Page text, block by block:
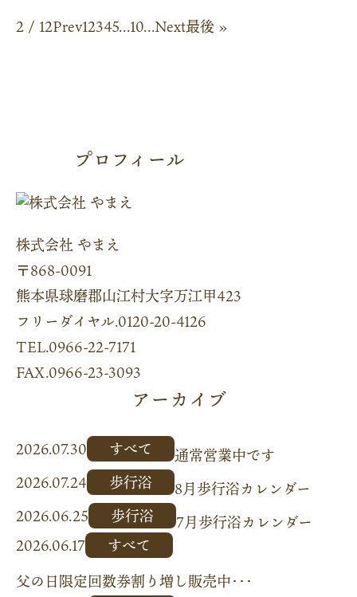
2 / 12Prev12345...10...Next最後 »
プロフィール
株式会社 やまえ
〒868-0091
熊本県球磨郡山江村大字万江甲423
フリーダイヤル.0120-20-4126
TEL.0966-22-7171
FAX.0966-23-3093
アーカイブ
2026.07.30 すべて
通常営業中です
2026.07.24
歩行浴
8月歩行浴カレンダー
2026.06.25
歩行浴
7月歩行浴カレンダー
2026.06.17
すべて
父の日限定回数券割り増し販売中･･･